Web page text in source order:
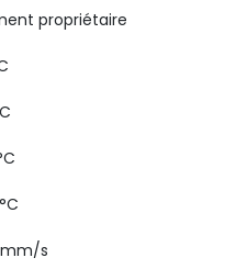
propriétaire
s